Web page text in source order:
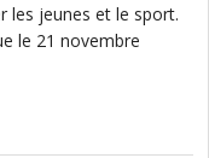
les jeunes et le sport.
le 21 novembre